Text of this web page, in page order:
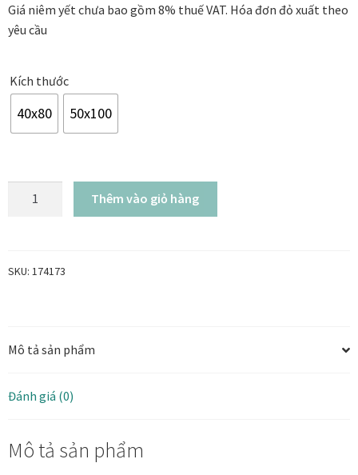
Hoa Xuân – Tranh sơn mài hoa
Liên Diệp collection
Reflections by the River
Thịnh Vượng Collection
Tranh điêu khắc gỗ Collection
Tranh sơn mài Thư Pháp
Trống Đồng Collection
Giá niêm yết chưa bao gồm 8% thuế VAT. Hóa đơn đỏ xuất theo
yêu cầu
Kích thước
40x80 50x100
sơn
thờ
lượng
Thêm vào giỏ hàng
SKU: 174173
Mô tả sản phẩm
Đánh giá (0)
Mô tả sản phẩm